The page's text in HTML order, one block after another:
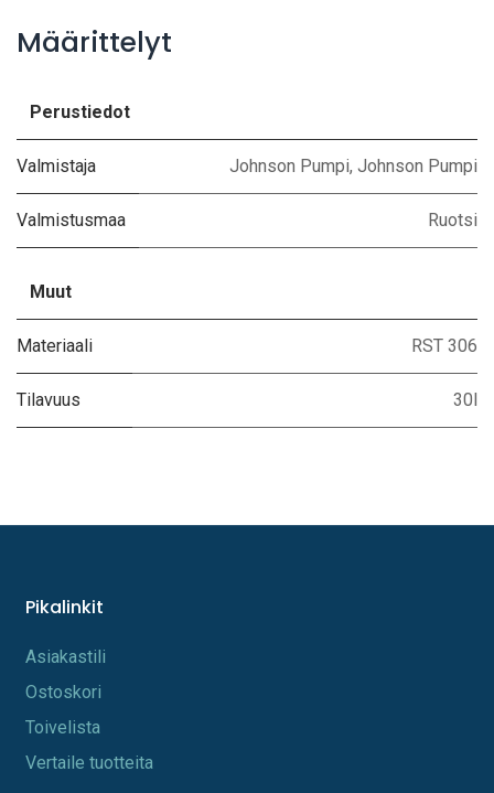
Määrittelyt
Perustiedot
Valmistaja Johnson Pumpi, Johnson Pumpi
Valmistusmaa Ruotsi
Muut
Materiaali RST 306
Tilavuus 30l
Pikalinkit
A​s​iakastili
Os​toskori
Toi​velista
Vertaile tuotteita